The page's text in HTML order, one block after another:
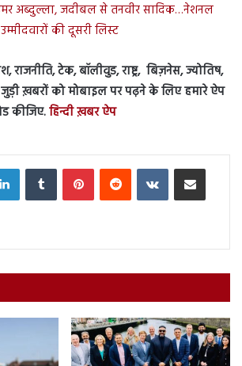
अब्दुल्ला, जदीबल से तनवीर सादिक…नेशनल
की दूसरी लिस्ट
राजनीति, टेक, बॉलीवुड, राष्ट्र, बिज़नेस, ज्योतिष,
ख़बरों को मोबाइल पर पढ़ने के लिए हमारे ऐप
कीजिए.हिन्दी ख़बर ऐप
LinkedInTumblr PinterestReddit VKontakteShare via Email